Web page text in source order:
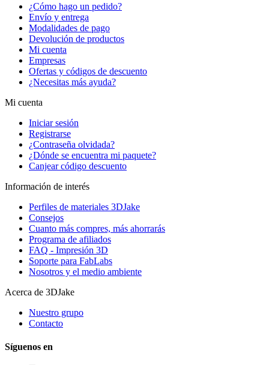
¿Cómo hago un pedido?
Envío y entrega
Modalidades de pago
Devolución de productos
Mi cuenta
Empresas
Ofertas y códigos de descuento
¿Necesitas más ayuda?
Mi cuenta
Iniciar sesión
Registrarse
¿Contraseña olvidada?
¿Dónde se encuentra mi paquete?
Canjear código descuento
Información de interés
Perfiles de materiales 3DJake
Consejos
Cuanto más compres, más ahorrarás
Programa de afiliados
FAQ - Impresión 3D
Soporte para FabLabs
Nosotros y el medio ambiente
Acerca de 3DJake
Nuestro grupo
Contacto
Síguenos en